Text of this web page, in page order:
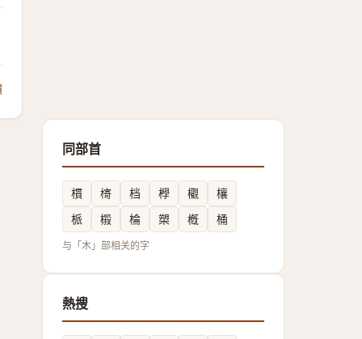
同部首
樌 槣 档 㰒 欟
欀
㭛
榝 棆 槊 槪 桶
与「木」部相关的字
熱搜